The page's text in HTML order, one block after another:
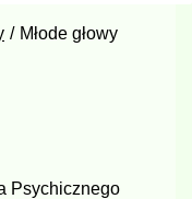
Młode głowy
Psychicznego